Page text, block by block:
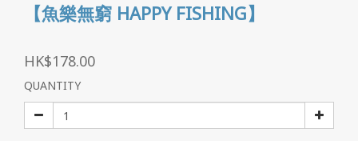
【魚樂無窮 HAPPY FISHING】
HK$178.00
QUANTITY